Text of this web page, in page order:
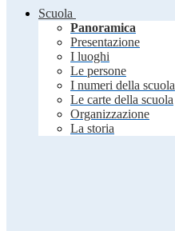
Scuola
Panoramica
Presentazione
I luoghi
Le persone
I numeri della scuola
Le carte della scuola
Organizzazione
La storia